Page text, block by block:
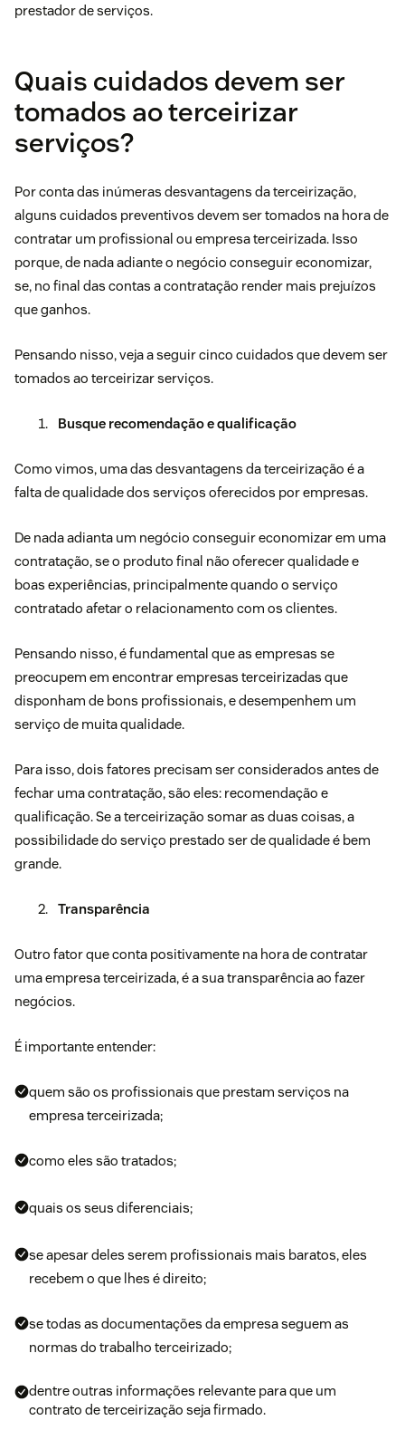
prestador de serviços.
Quais cuidados devem ser
tomados ao terceirizar
serviços?
Por conta das inúmeras desvantagens da terceirização,
alguns cuidados preventivos devem ser tomados na hora de
contratar um profissional ou empresa terceirizada. Isso
porque, de nada adiante o negócio conseguir economizar,
se, no final das contas a contratação render mais prejuízos
que ganhos.
Pensando nisso, veja a seguir cinco cuidados que devem ser
tomados ao terceirizar serviços.
Busque recomendação e qualificação
Como vimos, uma das desvantagens da terceirização é a
falta de qualidade dos serviços oferecidos por empresas.
De nada adianta um negócio conseguir economizar em uma
contratação, se o produto final não oferecer qualidade e
boas experiências, principalmente quando o serviço
contratado afetar o relacionamento com os clientes.
Pensando nisso, é fundamental que as empresas se
preocupem em encontrar empresas terceirizadas que
disponham de bons profissionais, e desempenhem um
serviço de muita qualidade.
Para isso, dois fatores precisam ser considerados antes de
fechar uma contratação, são eles: recomendação e
qualificação. Se a terceirização somar as duas coisas, a
possibilidade do serviço prestado ser de qualidade é bem
grande.
Transparência
Outro fator que conta positivamente na hora de contratar
uma empresa terceirizada, é a sua transparência ao fazer
negócios.
É importante entender:
quem são os profissionais que prestam serviços na
empresa terceirizada;
como eles são tratados;
quais os seus diferenciais;
se apesar deles serem profissionais mais baratos, eles
recebem o que lhes é direito;
se todas as documentações da empresa seguem as
normas do trabalho terceirizado;
dentre outras informações relevante para que um
contrato de terceirização seja firmado.